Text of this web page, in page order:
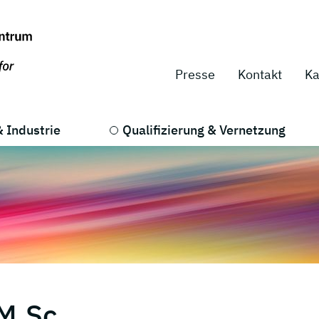
Presse Kontakt
Industrie Qualifizierung & Vernetzung